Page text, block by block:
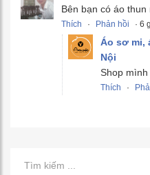
Bên bạn có áo
Thích · Phản hồi · 6
Áo sơ mi,
Nội
Shop mình
Thích ·